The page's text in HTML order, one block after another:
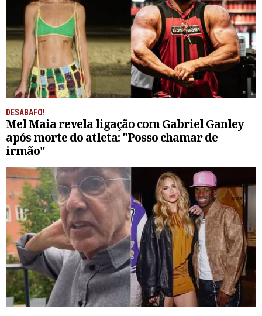
DESABAFO!
Mel Maia revela ligação com Gabriel Ganley
após morte do atleta: "Posso chamar de
irmão"